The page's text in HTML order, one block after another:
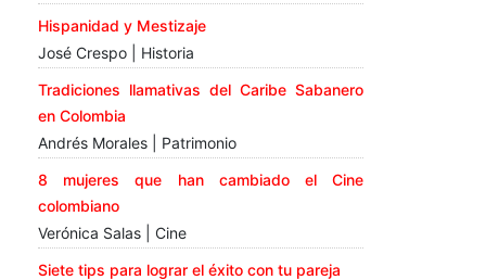
Hispanidad y Mestizaje
José Crespo | Historia
Tradiciones llamativas del Caribe Sabanero
en Colombia
Andrés Morales | Patrimonio
8 mujeres que han cambiado el Cine
colombiano
Verónica Salas | Cine
Siete tips para lograr el éxito con tu pareja